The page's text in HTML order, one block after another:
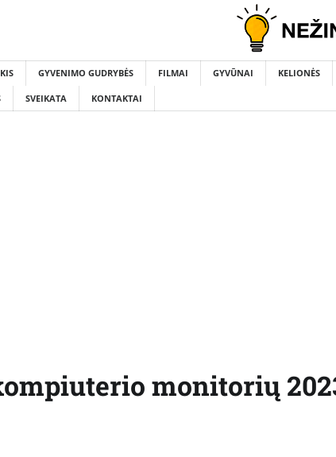
GYVENIMO GUDRYBĖS FILMAI GYVŪNAI KELIONĖS
SVEIKATA KONTAKTAI
monitorių